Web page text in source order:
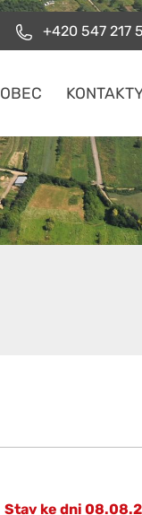
+420 547 217
OBEC
Stav ke dni